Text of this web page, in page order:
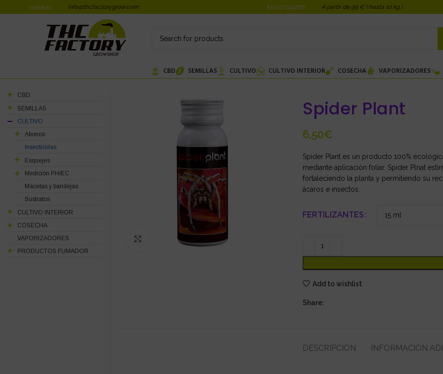
contacto info@thcfactorygrow.com ENVIO GRATIS! A partir de 99 € ( hasta 10 kg )
CBD SEMILLAS CULTIVO CULTIVO INTERIOR COSECHA VAPORIZADORES
Click to enlarge
Spider Plant
€
Spider Plant es un producto 100%
mediante aplicación foliar. Spider Plnat
fortaleciendo la planta y permitiendo su
ácaros e insectos.
FERTILIZANTES
Add to wishlist
Share:
DESCRIPCIÓN INFORMACIÓN
CBD
SEMILLAS
CULTIVO
Abonos
Insecticidas
Esquejes
Medición PH/EC
Macetas y bandejas
Sustratos
CULTIVO INTERIOR
COSECHA
VAPORIZADORES
PRODUCTOS FUMADOR